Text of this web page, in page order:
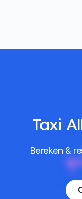
Taxi
Bereken &